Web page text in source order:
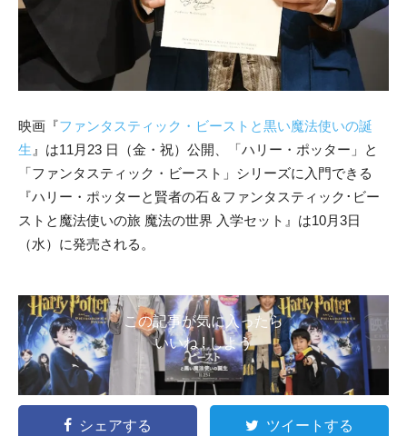
映画『ファンタスティック・ビーストと黒い魔法使いの誕
生 』は11月23 日（金・祝）公開、「ハリー・ポッター」と
「ファンタスティック・ビースト」シリーズに入門できる
『ハリー・ポッターと賢者の石＆ファンタスティック･ビー
ストと魔法使いの旅 魔法の世界 入学セット』は10月3日
（水）に発売される。
この記事が気に入ったら
いいね ! しよう
シェアする ツイートする